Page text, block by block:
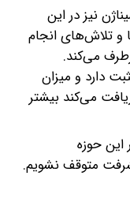
نیز در این
و تلاش‌های انجام
می‌کند.
دارد و میزان
می‌کند بیشتر
این حوزه
متوقف نشویم.